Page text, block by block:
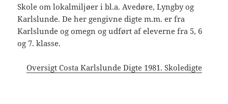
Skole om lokalmiljøer i bl.a. Avedøre, Lyngby og
Karlslunde. De her gengivne digte m.m. er fra
Karlslunde og omegn og udført af eleverne fra 5, 6
og 7. klasse.
Oversigt Costa Karlslunde Digte 1981. Skoledigte